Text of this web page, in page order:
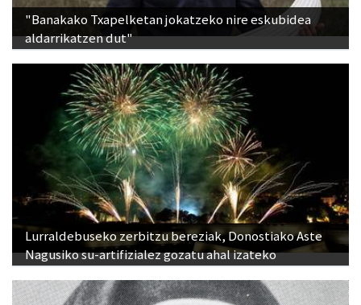
"Banakako Txapelketan jokatzeko nire eskubidea
aldarrikatzen dut"
Lurraldebuseko zerbitzu bereziak, Donostiako Aste
Nagusiko su-artifizialez gozatu ahal izateko